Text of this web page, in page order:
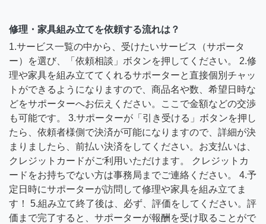
修理・家具組み立てを依頼する流れは？
1.サービス一覧の中から、受けたいサービス（サポータ
ー）を選び、「依頼相談」ボタンを押してください。 2.修
理や家具を組み立ててくれるサポーターと直接個別チャッ
トができるようになりますので、商品名や数、希望日時な
どをサポーターへお伝えください。ここで金額などの交渉
も可能です。 3.サポーターが「引き受ける」ボタンを押し
たら、依頼者様側で決済が可能になりますので、詳細が決
まりましたら、前払い決済をしてください。お支払いは、
クレジットカードがご利用いただけます。 クレジットカ
ードをお持ちでない方は事務局までご連絡ください。 4.予
定日時にサポーターが訪問して修理や家具を組み立てま
す！ 5.組み立て終了後は、必ず、評価をしてください。評
価まで完了すると、サポーターが報酬を受け取ることがで